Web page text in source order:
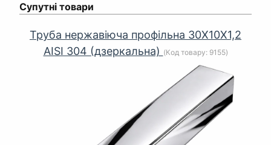
Супутні товари
Труба нержавіюча профільна 30Х10Х1,2
AISI 304 (дзеркальна) (Код товару: 9155)